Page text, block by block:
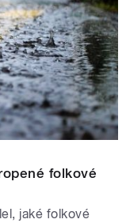
folkové
jaké folkové